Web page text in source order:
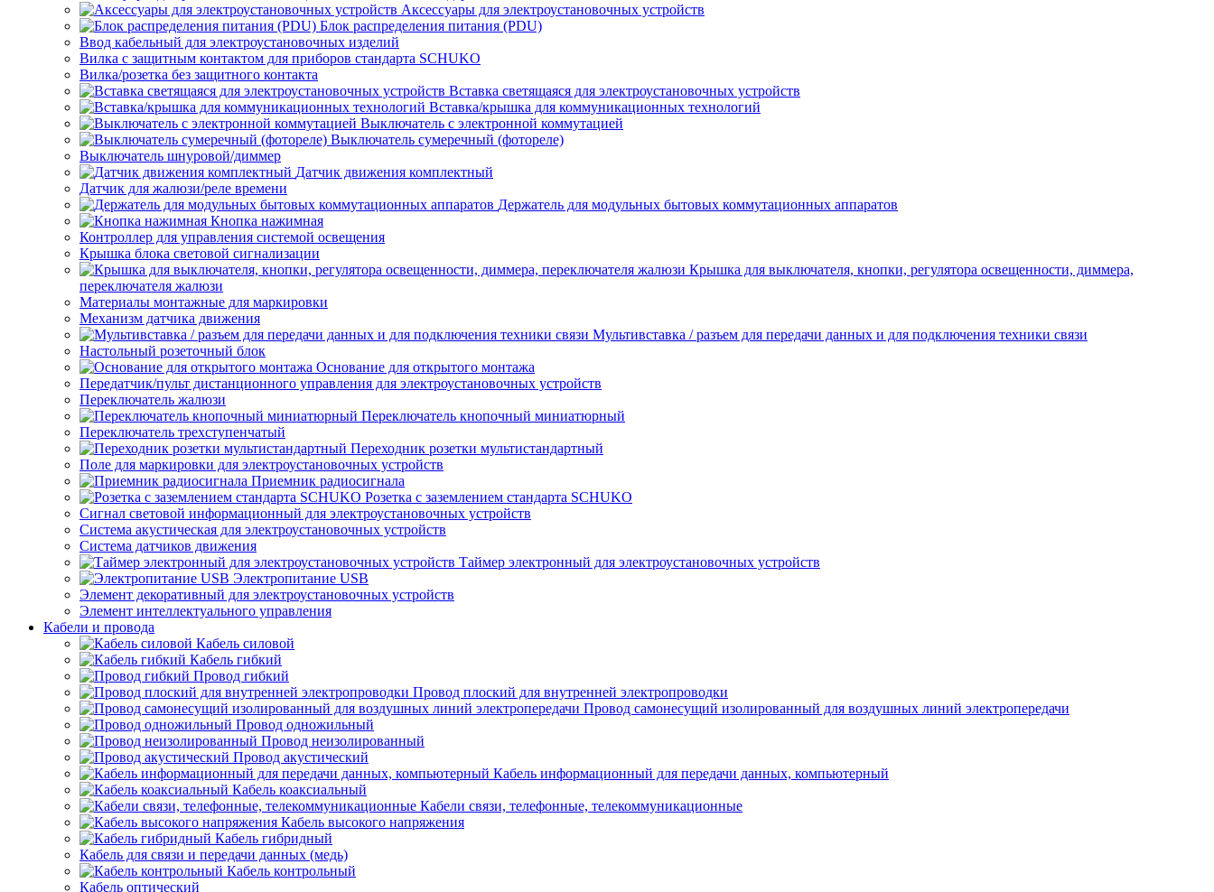
Аксессуары для электроустановочных устройств
Блок распределения питания (PDU)
Ввод кабельный для электроустановочных изделий
Вилка с защитным контактом для приборов стандарта SCHUKO
Вилка/розетка без защитного контакта
Вставка светящаяся для электроустановочных устройств
Вставка/крышка для коммуникационных технологий
Выключатель с электронной коммутацией
Выключатель сумеречный (фотореле)
Выключатель шнуровой/диммер
Датчик движения комплектный
Датчик для жалюзи/реле времени
Держатель для модульных бытовых коммутационных аппаратов
Кнопка нажимная
Контроллер для управления системой освещения
Крышка блока световой сигнализации
Крышка для выключателя, кнопки, регулятора освещенности, диммера,
переключателя жалюзи
Материалы монтажные для маркировки
Механизм датчика движения
Мультивставка / разъем для передачи данных и для подключения техники связи
Настольный розеточный блок
Основание для открытого монтажа
Передатчик/пульт дистанционного управления для электроустановочных устройств
Переключатель жалюзи
Переключатель кнопочный миниатюрный
Переключатель трехступенчатый
Переходник розетки мультистандартный
Поле для маркировки для электроустановочных устройств
Приемник радиосигнала
Розетка с заземлением стандарта SCHUKO
Сигнал световой информационный для электроустановочных устройств
Система акустическая для электроустановочных устройств
Система датчиков движения
Таймер электронный для электроустановочных устройств
Электропитание USB
Элемент декоративный для электроустановочных устройств
Элемент интеллектуального управления
Кабели и провода
Кабель силовой
Кабель гибкий
Провод гибкий
Провод плоский для внутренней электропроводки
Провод самонесущий изолированный для воздушных линий электропередачи
Провод одножильный
Провод неизолированный
Провод акустический
Кабель информационный для передачи данных, компьютерный
Кабель коаксиальный
Кабели связи, телефонные, телекоммуникационные
Кабель высокого напряжения
Кабель гибридный
Кабель для связи и передачи данных (медь)
Кабель контрольный
Кабель оптический